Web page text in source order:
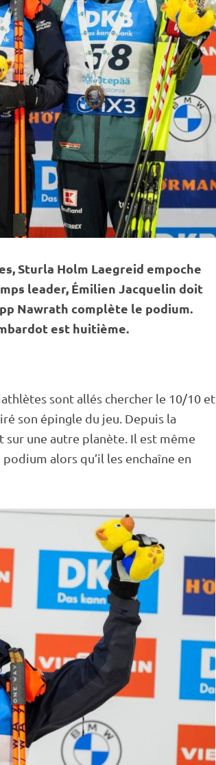
Sturla Holm Laegreid empoche
leader, Émilien Jacquelin doit
Nawrath complète le podium.
est huitième.
sont allés chercher le 10/10 et
son épingle du jeu. Depuis la
une autre planète. Il est même
alors qu’il les enchaîne en